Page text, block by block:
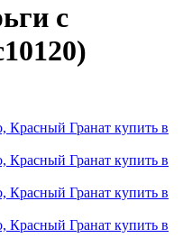
с